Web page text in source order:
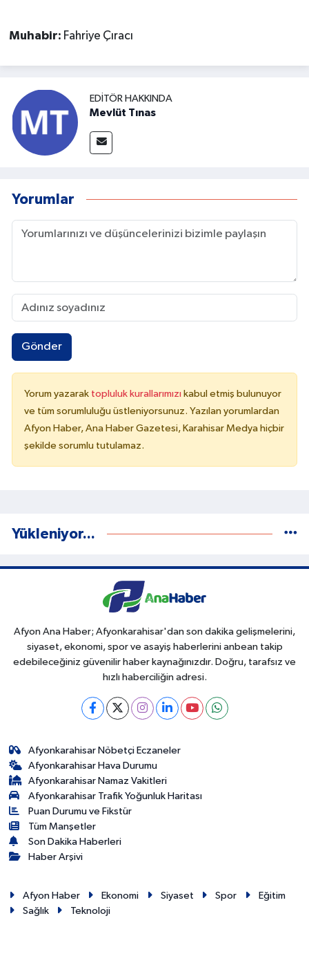
Muhabir: Fahriye Çıracı
EDITÖR HAKKINDA
Mevlüt Tınas
Yorumlar
Gönder
Yorum yazarak topluluk kurallarımızı kabul etmiş bulunuyor
ve tüm sorumluluğu üstleniyorsunuz. Yazılan yorumlardan
Afyon Haber, Ana Haber Gazetesi, Karahisar Medya hiçbir
şekilde sorumlu tutulamaz.
Yükleniyor...
Afyon Ana Haber; Afyonkarahisar'dan son dakika gelişmelerini,
siyaset, ekonomi, spor ve asayiş haberlerini anbean takip
edebileceğiniz güvenilir haber kaynağınızdır. Doğru, tarafsız ve
hızlı haberciliğin adresi.
Afyonkarahisar Nöbetçi Eczaneler
Afyonkarahisar Hava Durumu
Afyonkarahisar Namaz Vakitleri
Afyonkarahisar Trafik Yoğunluk Haritası
Puan Durumu ve Fikstür
Tüm Manşetler
Son Dakika Haberleri
Haber Arşivi
Afyon Haber Ekonomi Siyaset Spor
Eğitim
Sağlık
Teknoloji